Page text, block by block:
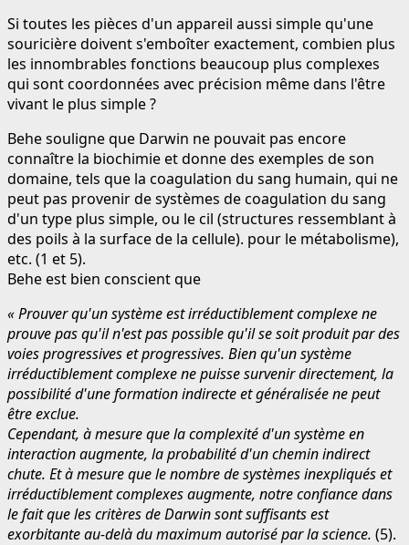
Si toutes les pièces d'un appareil aussi simple qu'une
souricière doivent s'emboîter exactement, combien plus
les innombrables fonctions beaucoup plus complexes
qui sont coordonnées avec précision même dans l'être
vivant le plus simple ?
Behe souligne que Darwin ne pouvait pas encore
connaître la biochimie et donne des exemples de son
domaine, tels que la coagulation du sang humain, qui ne
peut pas provenir de systèmes de coagulation du sang
d'un type plus simple, ou le cil (structures ressemblant à
des poils à la surface de la cellule). pour le métabolisme),
etc. (1 et 5).
Behe est bien conscient que
« Prouver qu'un système est irréductiblement complexe ne
prouve pas qu'il n'est pas possible qu'il se soit produit par des
voies progressives et progressives. Bien qu'un système
irréductiblement complexe ne puisse survenir directement, la
possibilité d'une formation indirecte et généralisée ne peut
être exclue.
Cependant, à mesure que la complexité d'un système en
interaction augmente, la probabilité d'un chemin indirect
chute. Et à mesure que le nombre de systèmes inexpliqués et
irréductiblement complexes augmente, notre confiance dans
le fait que les critères de Darwin sont suffisants est
exorbitante au-delà du maximum autorisé par la science. (5).